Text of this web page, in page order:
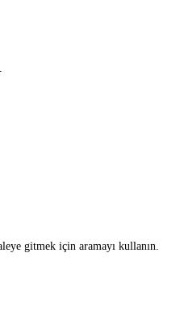
gitmek için aramayı kullanın.